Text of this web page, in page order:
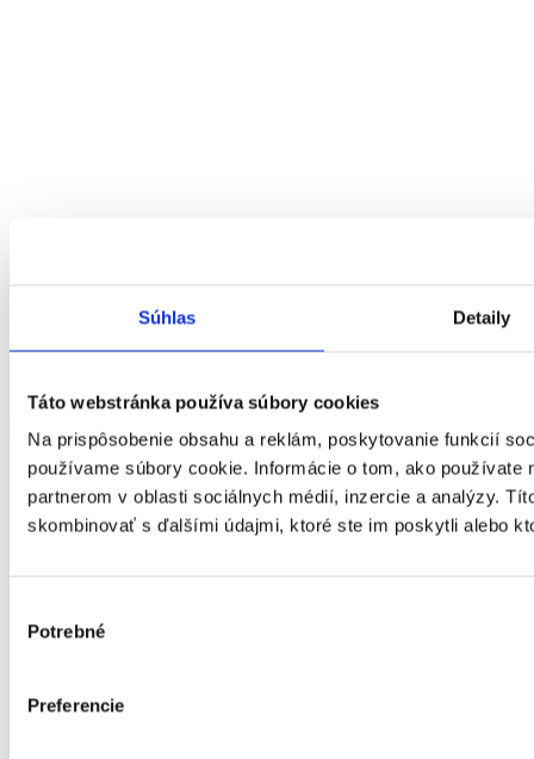
Súhlas Detaily
Táto webstránka používa súbory cookies
Na prispôsobenie obsahu a reklám, poskytovanie funkcií
používame súbory cookie. Informácie o tom, ako používate
partnerom v oblasti sociálnych médií, inzercie a analýzy.
skombinovať s ďalšími údajmi, ktoré ste im poskytli alebo
súhlasu
Potrebné
Preferencie
Ptičie 158, 06741 Ptičie
Zobraziť viac Zobraziť menej
| ambulantná
Druh
sociálne
domov sociálnych služieb
skupina
poskytovania